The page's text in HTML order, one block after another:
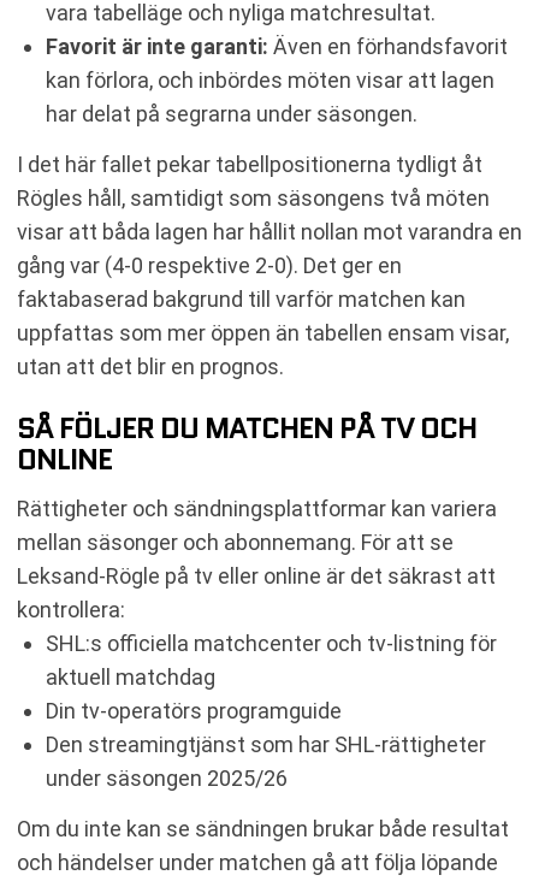
vara tabelläge och nyliga matchresultat.
Favorit är inte garanti: Även en förhandsfavorit
kan förlora, och inbördes möten visar att lagen
har delat på segrarna under säsongen.
I det här fallet pekar tabellpositionerna tydligt åt
Rögles håll, samtidigt som säsongens två möten
visar att båda lagen har hållit nollan mot varandra en
gång var (4-0 respektive 2-0). Det ger en
faktabaserad bakgrund till varför matchen kan
uppfattas som mer öppen än tabellen ensam visar,
utan att det blir en prognos.
SÅ FÖLJER DU MATCHEN PÅ TV OCH
ONLINE
Rättigheter och sändningsplattformar kan variera
mellan säsonger och abonnemang. För att se
Leksand-Rögle på tv eller online är det säkrast att
kontrollera:
SHL:s officiella matchcenter och tv-listning för
aktuell matchdag
Din tv-operatörs programguide
Den streamingtjänst som har SHL-rättigheter
under säsongen 2025/26
Om du inte kan se sändningen brukar både resultat
och händelser under matchen gå att följa löpande